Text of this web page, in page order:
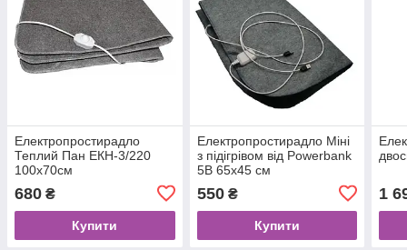
Електропростирадло
Теплий Пан ЕКН-3/220
100х70см
680 ₴
Купити
Електропростирадло Міні
з підігрівом від Powerbank
5В 65х45 см
550₴
Купити
1